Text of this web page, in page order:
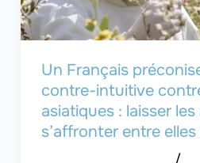
Un Français
contre-intuitive
asiatiques : laisser les
s’affronter entre